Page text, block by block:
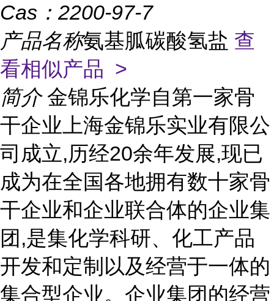
Cas： 2200-97-7
产品名称氨基胍碳酸氢盐 查
看相似产品 >
简介 金锦乐化学自第一家骨
干企业上海金锦乐实业有限公
司成立,历经20余年发展,现已
成为在全国各地拥有数十家骨
干企业和企业联合体的企业集
团,是集化学科研、化工产品
开发和定制以及经营于一体的
集合型企业。企业集团的经营